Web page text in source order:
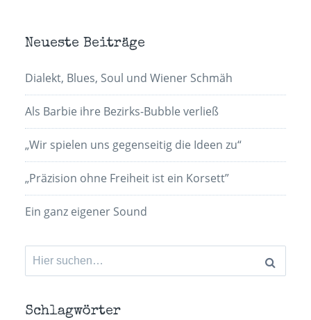
Neueste Beiträge
Dialekt, Blues, Soul und Wiener Schmäh
Als Barbie ihre Bezirks-Bubble verließ
„Wir spielen uns gegenseitig die Ideen zu“
„Präzision ohne Freiheit ist ein Korsett”
Ein ganz eigener Sound
Suchen
nach:
Schlagwörter